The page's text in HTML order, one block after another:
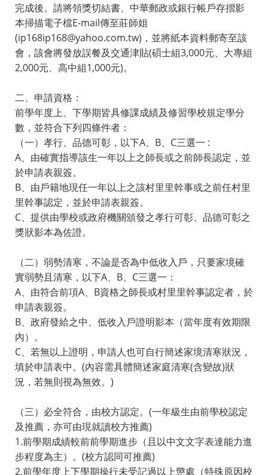
完成後。請將領獎切結書、中華郵政或銀行帳戶存摺影
本掃描電子檔E-mail傳至莊師姐
(ip168ip168@yahoo.com.tw)，並將紙本資料郵寄至該
會，該會將發放誤餐及交通津貼(碩士組3,000元、大專組
2,000元、高中組1,000元)。
二、申請資格：
前學年度上、下學期皆具修課成績及修習學校規定學分
數，並符合下列四條件者：
（一）孝行、品德可彰，以下A、B、C三選一 :
A、由確實指導該生一年以上之師長或之前師長認定，並
於申請表親簽。
B、由戶籍地現任一年以上之該村里里幹事或之前任村里
里幹事認定，並於申請表親簽。
C、提供由學校或政府機關頒發之孝行可彰、品德可彰之
獎狀影本為佐證。
（二）弱勢清寒，不論是否為中低收入戶，只要家境確
實弱勢且清寒，以下A、B、C三選一：
A、由符合前項A、B資格之師長或村里里幹事認定者，於
申請表親簽。
B、政府發給之中、低收入戶證明影本（當年度有效期限
內）。
C、若無以上證明，申請人也可自行簡述家境清寒狀況，
填於申請表中。(內容需具體簡述家庭清寒(含變故)狀
況，若無則視為無效。)
（三）必全符合，由校方認定。(一年級生由前學校認定
及推薦，亦可由現就讀校方推薦)
1.前學期成績較前前學期進步（且以中文文字表達能力進
步程度為主）。(校方認同可推薦)
2.前學年度上下學期操行未受記過以上懲處（特殊原因校